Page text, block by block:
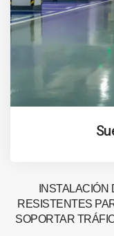
RESISTENTES
SOPORTAR